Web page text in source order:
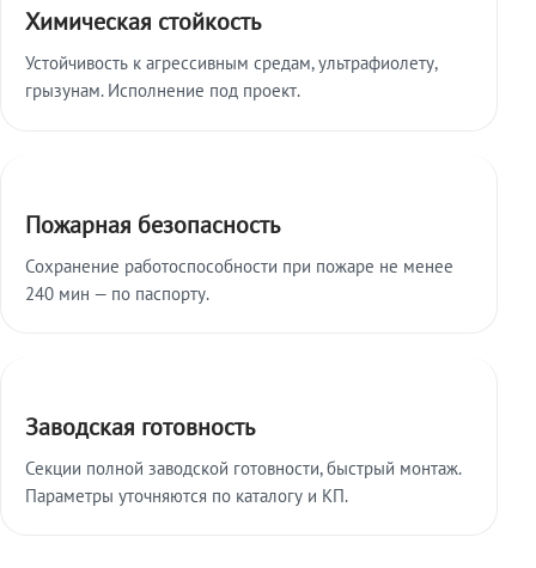
Химическая стойкость
Устойчивость к агрессивным средам, ультрафиолету,
грызунам. Исполнение под проект.
Пожарная безопасность
Сохранение работоспособности при пожаре не менее
240 мин — по паспорту.
Заводская готовность
Секции полной заводской готовности, быстрый монтаж.
Параметры уточняются по каталогу и КП.